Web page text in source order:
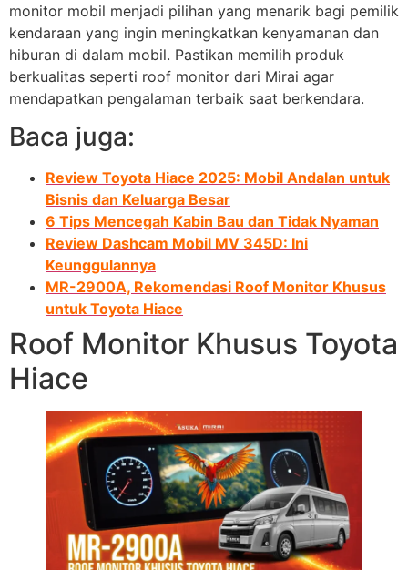
monitor mobil menjadi pilihan yang menarik bagi pemilik
kendaraan yang ingin meningkatkan kenyamanan dan
hiburan di dalam mobil. Pastikan memilih produk
berkualitas seperti roof monitor dari Mirai agar
mendapatkan pengalaman terbaik saat berkendara.
Baca juga:
Review Toyota Hiace 2025: Mobil Andalan untuk
Bisnis dan Keluarga Besar
6 Tips Mencegah Kabin Bau dan Tidak Nyaman
Review Dashcam Mobil MV 345D: Ini
Keunggulannya
MR-2900A, Rekomendasi Roof Monitor Khusus
untuk Toyota Hiace
Roof Monitor Khusus Toyota
Hiace